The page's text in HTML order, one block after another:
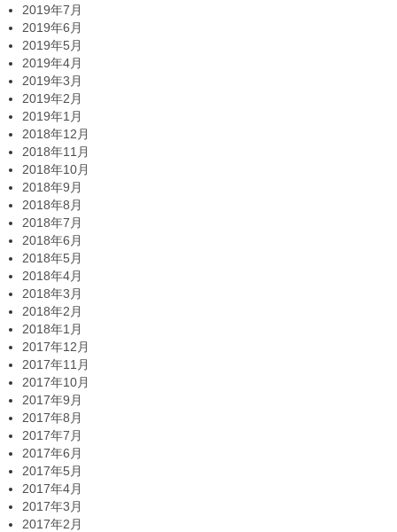
2019年7月
2019年6月
2019年5月
2019年4月
2019年3月
2019年2月
2019年1月
2018年12月
2018年11月
2018年10月
2018年9月
2018年8月
2018年7月
2018年6月
2018年5月
2018年4月
2018年3月
2018年2月
2018年1月
2017年12月
2017年11月
2017年10月
2017年9月
2017年8月
2017年7月
2017年6月
2017年5月
2017年4月
2017年3月
2017年2月